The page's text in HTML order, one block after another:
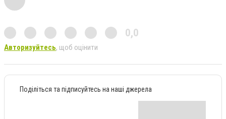
0,0
Авторизуйтесь, щоб оцінити
Поділіться та підписуйтесь на наші джерела